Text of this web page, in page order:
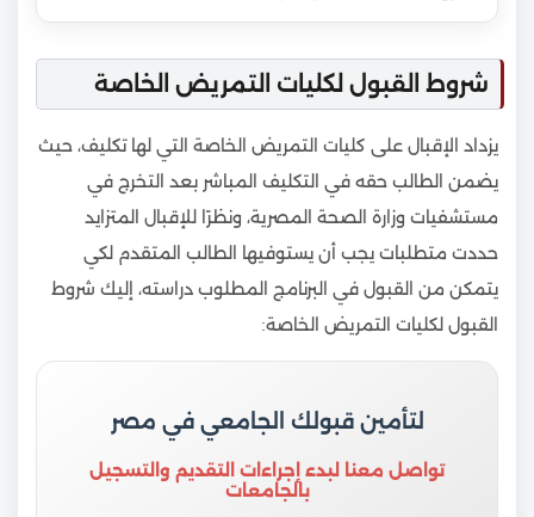
شروط القبول لكليات التمريض الخاصة
يزداد الإقبال على كليات التمريض الخاصة التي لها تكليف، حيث
يضمن الطالب حقه في التكليف المباشر بعد التخرج في
مستشفيات وزارة الصحة المصرية، ونظرًا للإقبال المتزايد
حددت متطلبات يجب أن يستوفيها الطالب المتقدم لكي
يتمكن من القبول في البرنامج المطلوب دراسته، إليك شروط
القبول لكليات التمريض الخاصة:
لتأمين قبولك الجامعي في مصر
تواصل معنا لبدء إجراءات التقديم والتسجيل
بالجامعات